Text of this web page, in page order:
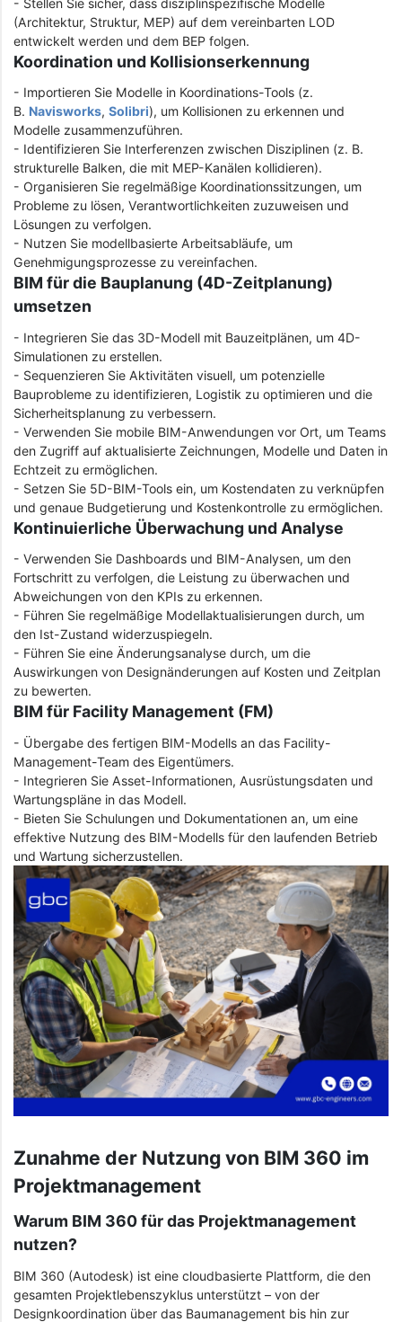
(Architektur, Struktur, MEP) auf dem vereinbarten LOD
entwickelt werden und dem BEP folgen.
Koordination und Kollisionserkennung
- Importieren Sie Modelle in Koordinations-Tools (z.
B. Navisworks, Solibri), um Kollisionen zu erkennen und
Modelle zusammenzuführen.
- Identifizieren Sie Interferenzen zwischen Disziplinen (z. B.
strukturelle Balken, die mit MEP-Kanälen kollidieren).
- Organisieren Sie regelmäßige Koordinationssitzungen, um
Probleme zu lösen, Verantwortlichkeiten zuzuweisen und
Lösungen zu verfolgen.
- Nutzen Sie modellbasierte Arbeitsabläufe, um
Genehmigungsprozesse zu vereinfachen.
BIM für die Bauplanung (4D-Zeitplanung)
umsetzen
- Integrieren Sie das 3D-Modell mit Bauzeitplänen, um 4D-
Simulationen zu erstellen.
- Sequenzieren Sie Aktivitäten visuell, um potenzielle
Bauprobleme zu identifizieren, Logistik zu optimieren und die
Sicherheitsplanung zu verbessern.
- Verwenden Sie mobile BIM-Anwendungen vor Ort, um Teams
den Zugriff auf aktualisierte Zeichnungen, Modelle und Daten in
Echtzeit zu ermöglichen.
- Setzen Sie 5D-BIM-Tools ein, um Kostendaten zu verknüpfen
und genaue Budgetierung und Kostenkontrolle zu ermöglichen.
Kontinuierliche Überwachung und Analyse
- Verwenden Sie Dashboards und BIM-Analysen, um den
Fortschritt zu verfolgen, die Leistung zu überwachen und
Abweichungen von den KPIs zu erkennen.
- Führen Sie regelmäßige Modellaktualisierungen durch, um
den Ist-Zustand widerzuspiegeln.
- Führen Sie eine Änderungsanalyse durch, um die
Auswirkungen von Designänderungen auf Kosten und Zeitplan
zu bewerten.
BIM für Facility Management (FM)
- Übergabe des fertigen BIM-Modells an das Facility-
Management-Team des Eigentümers.
- Integrieren Sie Asset-Informationen, Ausrüstungsdaten und
Wartungspläne in das Modell.
- Bieten Sie Schulungen und Dokumentationen an, um eine
effektive Nutzung des BIM-Modells für den laufenden Betrieb
und Wartung sicherzustellen.
Zunahme der Nutzung von BIM 360 im
Projektmanagement
Warum BIM 360 für das Projektmanagement
nutzen?
BIM 360 (Autodesk) ist eine cloudbasierte Plattform, die den
gesamten Projektlebenszyklus unterstützt – von der
Designkoordination über das Baumanagement bis hin zur